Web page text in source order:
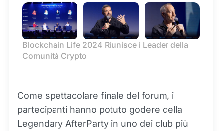
Blockchain Life 2024 Riunisce i Leader della
Comunità Crypto
Come spettacolare finale del forum, i
partecipanti hanno potuto godere della
Legendary AfterParty in uno dei club più